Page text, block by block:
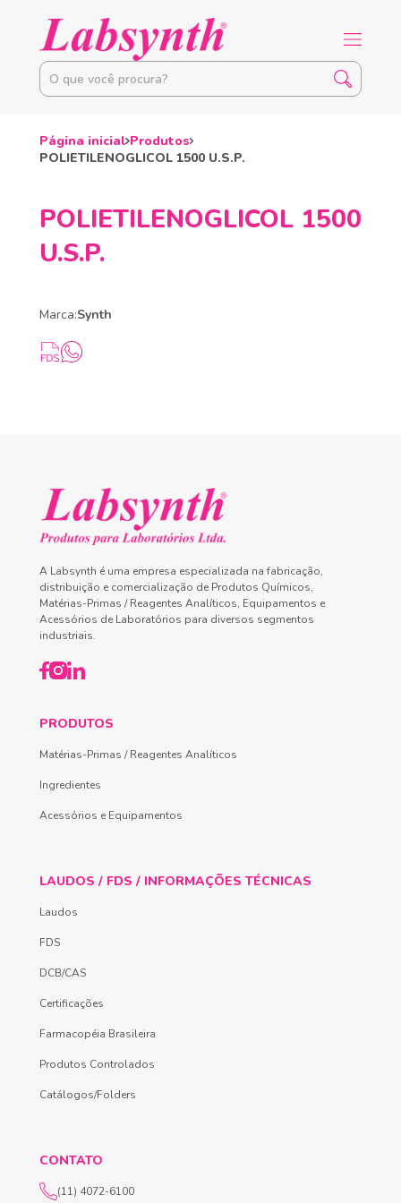
Página inicial Produtos
POLIETILENOGLICOL 1500 U.S.P.
POLIETILENOGLICOL 1500
U.S.P.
Marca:Synth
A Labsynth é uma empresa especializada na fabricação,
distribuição e comercialização de Produtos Químicos,
Matérias-Primas / Reagentes Analíticos, Equipamentos e
Acessórios de Laboratórios para diversos segmentos
industriais.
PRODUTOS
Matérias-Primas / Reagentes Analíticos
Ingredientes
Acessórios e Equipamentos
LAUDOS / FDS / INFORMAÇÕES TÉCNICAS
Laudos
FDS
DCB/CAS
Certificações
Farmacopéia Brasileira
Produtos Controlados
Catálogos/Folders
CONTATO
(11) 4072-6100